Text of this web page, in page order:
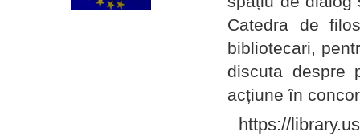
Catedra de
bibliotecari,
discuta despre
acțiune în
https://